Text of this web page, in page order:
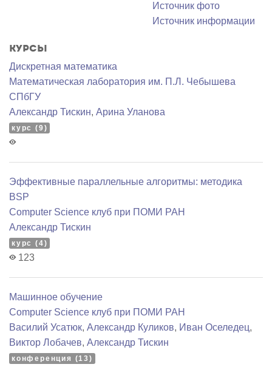
Источник фото
Источник информации
Курсы
Дискретная математика
Математичеcкая лаборатория им. П.Л. Чебышева
СПбГУ
Александр Тискин, Арина Уланова
курс (9)
Эффективные параллельные алгоритмы: методика
BSP
Computer Science клуб при ПОМИ РАН
Александр Тискин
курс (4)
123
Машинное обучение
Computer Science клуб при ПОМИ РАН
Василий Усатюк, Александр Куликов, Иван Оселедец,
Виктор Лобачев, Александр Тискин
конференция (13)